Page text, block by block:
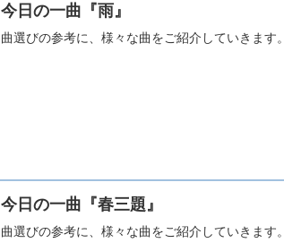
今日の一曲『雨』
曲選びの参考に、様々な曲をご紹介していきます。
今日の一曲『春三題』
曲選びの参考に、様々な曲をご紹介していきます。